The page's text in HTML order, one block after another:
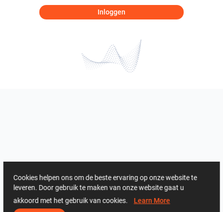
Inloggen
Cookies helpen ons om de beste ervaring op onze website te
leveren. Door gebruik te maken van onze website gaat u
akkoord met het gebruik van cookies. Learn More